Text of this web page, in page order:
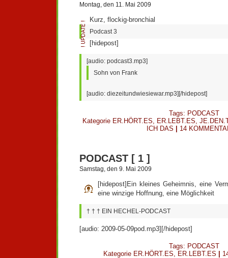
Montag, den 11. Mai 2009
Kurz, flockig-bronchial
Podcast 3
[hidepost]
[audio: podcast3.mp3]
Sohn von Frank
[audio: diezeitundwiesiewar.mp3][/hidepost]
Tags: PODCAST
Kategorie ER.HÖRT.ES, ER.LEBT.ES,
ICH DAS
14
PODCAST [ 1 ]
Samstag, den 9. Mai 2009
[hidepost] Ein kleines Geheimnis, eine
eine winzige Hoffnung, eine Möglichkeit
† † † EIN HECHEL-PODCAST
[audio: 2009-05-09pod.mp3][/hidepost]
Tags: PODCAST
Kategorie ER.HÖRT.ES, ER.LEBT.ES